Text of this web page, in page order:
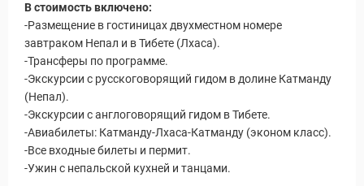
В стоимость включено:
-Размещение в гостиницах двухместном номере
завтраком Непал и в Тибете (Лхаса).
-Трансферы по программе.
-Экскурсии с русскоговорящий гидом в долине Катманду
(Непал).
-Экскурсии с англоговорящий гидом в Тибете.
-Авиабилеты: Катманду-Лхаса-Катманду (эконом класс).
-Все входные билеты и пермит.
-Ужин с непальской кухней и танцами.